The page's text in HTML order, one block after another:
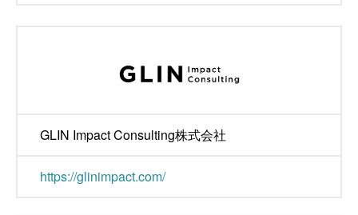
GLIN Impact Consulting株式会社
https://glinimpact.com/